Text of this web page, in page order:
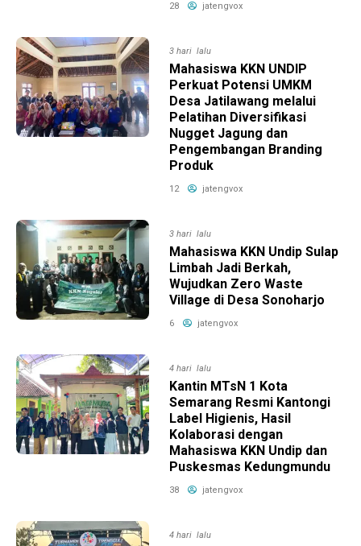
28 jatengvox
3 hari lalu
Mahasiswa KKN UNDIP
Perkuat Potensi UMKM
Desa Jatilawang melalui
Pelatihan Diversifikasi
Nugget Jagung dan
Pengembangan Branding
Produk
12 jatengvox
3 hari lalu
Mahasiswa KKN Undip Sulap
Limbah Jadi Berkah,
Wujudkan Zero Waste
Village di Desa Sonoharjo
6 jatengvox
4 hari lalu
Kantin MTsN 1 Kota
Semarang Resmi Kantongi
Label Higienis, Hasil
Kolaborasi dengan
Mahasiswa KKN Undip dan
Puskesmas Kedungmundu
38 jatengvox
4 hari lalu